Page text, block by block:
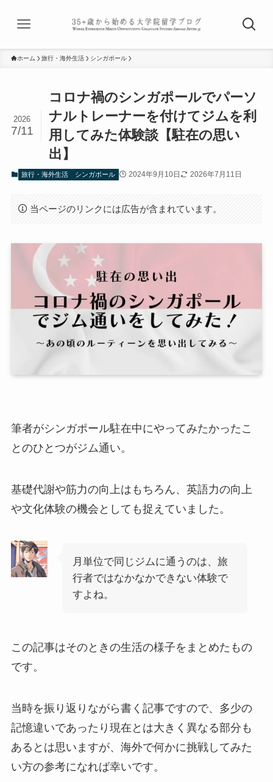
ホーム 旅行・海外生活 シンガポール
コロナ禍のシンガポールでパーソ
ナルトレーナーを付けてジムを利
用してみた体験談【駐在の思い
出】
2026
7/11
旅行・海外生活 シンガポール 2024年9月10日 2026年7月11日
当ページのリンクには広告が含まれています。
筆者がシンガポール駐在中にやってみたかったこ
とのひとつがジム通い。
基礎代謝や筋力の向上はもちろん、英語力の向上
や文化体験の機会としても捉えていました。
月単位で同じジムに通うのは、旅
行者ではなかなかできない体験で
すよね。
この記事はそのときの生活の様子をまとめたもの
です。
当時を振り返りながら書く記事ですので、多少の
記憶違いであったり現在とは大きく異なる部分も
あるとは思いますが、海外で何かに挑戦してみた
い方の参考になれば幸いです。